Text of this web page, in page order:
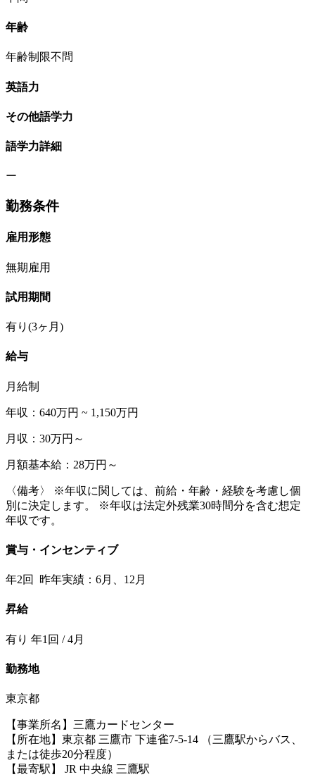
年齢
年齢制限不問
英語力
その他語学力
語学力詳細
ー
勤務条件
雇用形態
無期雇用
試用期間
有り(3ヶ月)
給与
月給制
年収：640万円 ~ 1,150万円
月収：30万円～
月額基本給：28万円～
〈備考〉 ※年収に関しては、前給・年齢・経験を考慮し個
別に決定します。 ※年収は法定外残業30時間分を含む想定
年収です。
賞与・インセンティブ
年2回 昨年実績：6月、12月
昇給
有り 年1回 / 4月
勤務地
東京都
【事業所名】三鷹カードセンター
【所在地】東京都 三鷹市 下連雀7-5-14 （三鷹駅からバス、
または徒歩20分程度）
【最寄駅】 JR 中央線 三鷹駅